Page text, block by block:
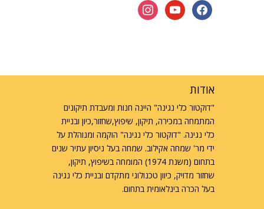
facebook
youtube
instagram
אודות
"דוקטור כלי נגינה" היינה חנות ומעבדת תיקונים
המתמחה במכירה, תיקון, שיפוץ,שחזור,כיון ובניית
כלי נגינה. "דוקטור כלי נגינה" הוקמה ומנוהלת על
ידי מר' שמחה אקילוב. שמחה בעל ניסיון עתיר שנים
בתחום (משנת 1974) המומחה בשיפוץ, תיקון,
שחזור מדויק, כיוון טכנולוגי מתקדם ובניית כלי נגינה
בעל הכרה בינלאומית בתחום.